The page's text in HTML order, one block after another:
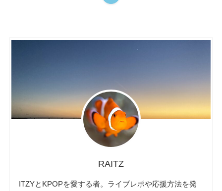
RAITZ
ITZYとKPOPを愛する者。ライブレポや応援方法を発